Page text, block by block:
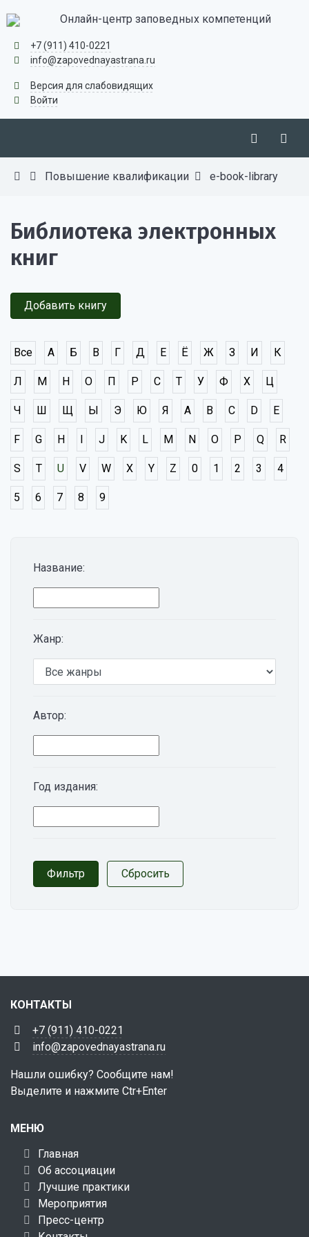
Онлайн-центр заповедных компетенций
+7 (911) 410-0221
info@zapovednayastrana.ru
Версия для слабовидящих
Войти
Повышение квалификации e-book-library
Название:
Жанр:
Автор:
Год издания:
Библиотека электронных
книг
Добавить книгу
Все А Б В Г Д Е Ё Ж З И К
Л М Н О П Р С Т У Ф Х Ц
Ч Ш Щ Ы Э Ю Я A B C D E
F G H I J K L M N O P Q R
S T U V W X Y Z 0 1 2 3 4
5 6 7 8 9
КОНТАКТЫ
+7 (911) 410-0221
info@zapovednayastrana.ru
Нашли ошибку? Сообщите нам!
Выделите и нажмите Ctr+Enter
МЕНЮ
Главная
Об ассоциации
Лучшие практики
Мероприятия
Пресс-центр